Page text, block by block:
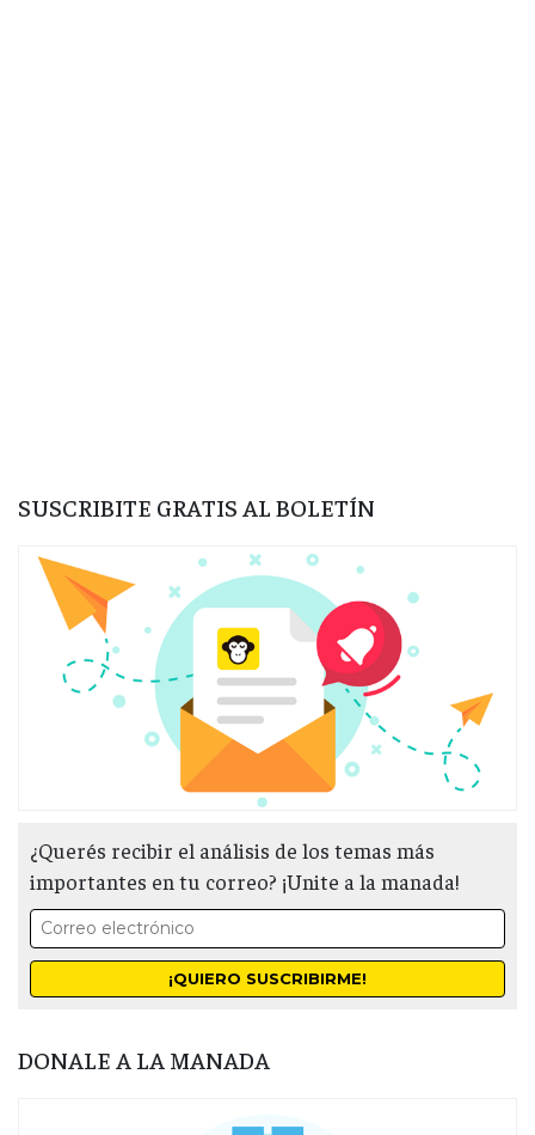
SUSCRIBITE GRATIS AL BOLETÍN
¿Querés recibir el análisis de los temas más
importantes en tu correo? ¡Unite a la manada!
DONALE A LA MANADA